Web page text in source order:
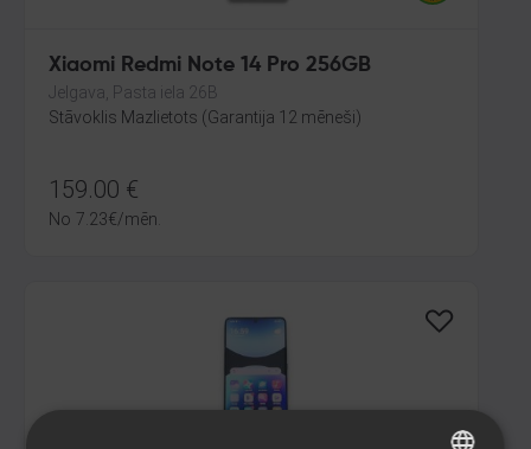
Xiaomi Redmi Note 14 Pro 256GB
Jelgava, Pasta iela 26B
Stāvoklis Mazlietots (Garantija 12 mēneši)
159.00 €
No 7.23€/mēn.